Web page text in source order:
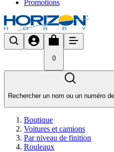
Promotions
0
Rechercher un nom ou un numéro
Boutique
Voitures et camions
Par niveau de finition
Rouleaux